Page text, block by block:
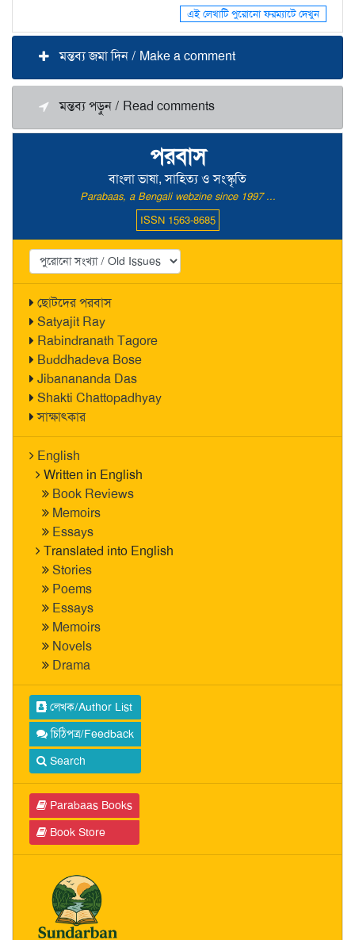
পরবাস
বাংলা ভাষা, সাহিত্য ও সংস্কৃতি
Parabaas, a Bengali webzine since 1997 ...
ISSN 1563-8685
ছোটদের পরবাস
Satyajit Ray
Rabindranath Tagore
Buddhadeva Bose
Jibanananda Das
Shakti Chattopadhyay
সাক্ষাৎকার
English
Written in English
Book Reviews
Memoirs
Essays
Translated into English
Stories
Poems
Essays
Memoirs
Novels
Drama
লেখক/Author List
চিঠিপত্র/Feedback
Search
Parabaas Books
Book Store
এই লেখাটি পুরোনো ফরম্যাটে দেখুন
মন্তব্য জমা দিন / Make a comment
মন্তব্য পড়ুন / Read comments